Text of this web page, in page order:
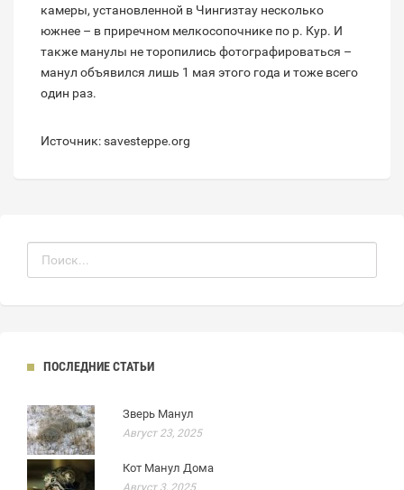
камеры, установленной в Чингизтау несколько
южнее – в приречном мелкосопочнике по р. Кур. И
также манулы не торопились фотографироваться –
манул объявился лишь 1 мая этого года и тоже всего
один раз.
Источник: savesteppe.org
ПОСЛЕДНИЕ СТАТЬИ
Зверь Манул
Август 23, 2025
Кот Манул Дома
Август 3, 2025